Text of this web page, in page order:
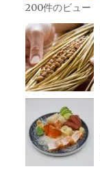
200件のビュー